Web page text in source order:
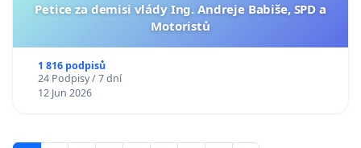
Petice za demisi vlády Ing. Andreje Babiše, SPD a
Motoristů
1 816 podpisů
24 Podpisy / 7 dní
12 Jun 2026